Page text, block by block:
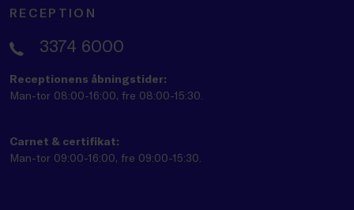
RECEPTION
3374 6000
Receptionens åbningstider:
Man-tor 08:00-16:00, fre 08:00-15:30.
Carnet & certifikat:
Man-tor 09:00-16:00, fre 09:00-15:30.